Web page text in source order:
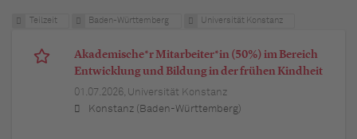
Teilzeit Baden-Württemberg Universität Konstanz
Akademische*r Mitarbeiter*in (50%) im Bereich
Entwicklung und Bildung in der frühen Kindheit
01.07.2026, Universität Konstanz
Konstanz (Baden-Württemberg)